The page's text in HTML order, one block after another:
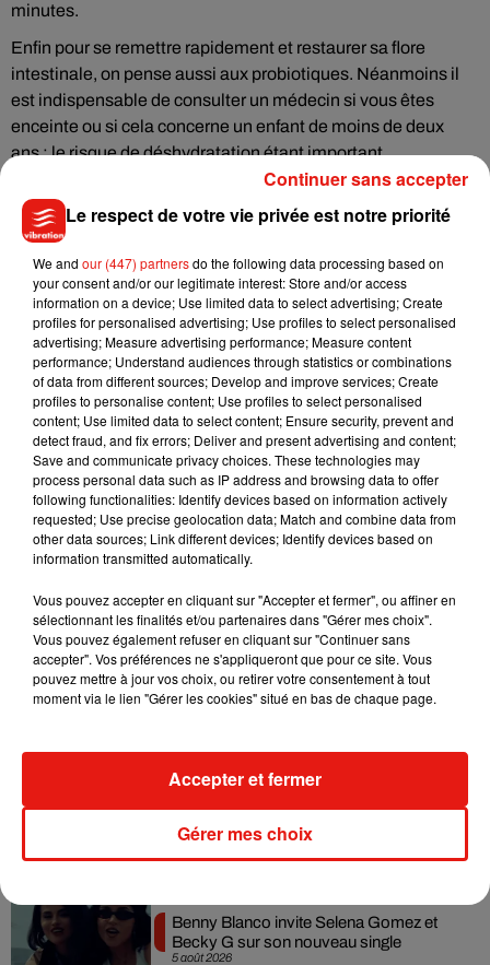
minutes.
Enfin pour se remettre rapidement et restaurer sa flore
intestinale, on pense aussi aux probiotiques. Néanmoins il
est indispensable de consulter un médecin si vous êtes
enceinte ou si cela concerne un enfant de moins de deux
ans ; le risque de déshydratation étant important.
Musique
Julien Lieb s’essaye à la vie de chatelain
dans son nouveau clip
7 août 2026
Madonna sort enfin le remix de « Love
Sensation » avec Kylie Minogue
7 août 2026
Tayc et Didi B dévoilent le single le plus
dansant de l’année
7 août 2026
Angèle et Amélie Lens dévoilent leur
5 août 2026
Benny Blanco invite Selena Gomez et
Becky G sur son nouveau single
Le respect de votre vie privée est notre priorité
We and our (447) partnersdo the following data processing based on
your consent and/or our legitimate interest: Store and/or access
information on a device; Use limited data to select advertising; Create
profiles for personalised advertising; Use profiles to select personalised
advertising; Measure advertising performance; Measure content
performance; Understand audiences through statistics or combinations
of data from different sources; Develop and improve services; Create
profiles to personalise content; Use profiles to select personalised
content; Use limited data to select content; Ensure security, prevent and
detect fraud, and fix errors; Deliver and present advertising and content;
Save and communicate privacy choices. These technologies may
process personal data such as IP address and browsing data to offer
following functionalities: Identify devices based on information actively
requested; Use precise geolocation data; Match and combine data from
other data sources; Link different devices; Identify devices based on
information transmitted automatically.
Vous pouvez accepter en cliquant sur "Accepter et fermer", ou affiner en
sélectionnant les finalités et/ou partenaires dans "Gérer mes choix".
Vous pouvez également refuser en cliquant sur "Continuer sans
accepter". Vos préférences ne s'appliqueront que pour ce site. Vous
pouvez mettre à jour vos choix, ou retirer votre consentement à tout
moment via le lien "Gérer les cookies" situé en bas de chaque page.
Gérer mes choix
Accepter et fermer
Continuer sans accepter